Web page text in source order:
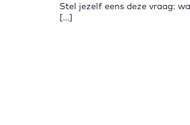
Stel jezelf eens deze vraag:
[…]